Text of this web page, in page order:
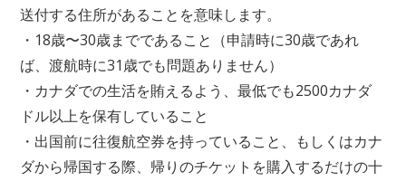
送付する住所があることを意味します。
・18歳〜30歳までであること（申請時に30歳であれ
ば、渡航時に31歳でも問題ありません）
・カナダでの生活を賄えるよう、最低でも2500カナダ
ドル以上を保有していること
・出国前に往復航空券を持っていること、もしくはカナ
ダから帰国する際、帰りのチケットを購入するだけの十